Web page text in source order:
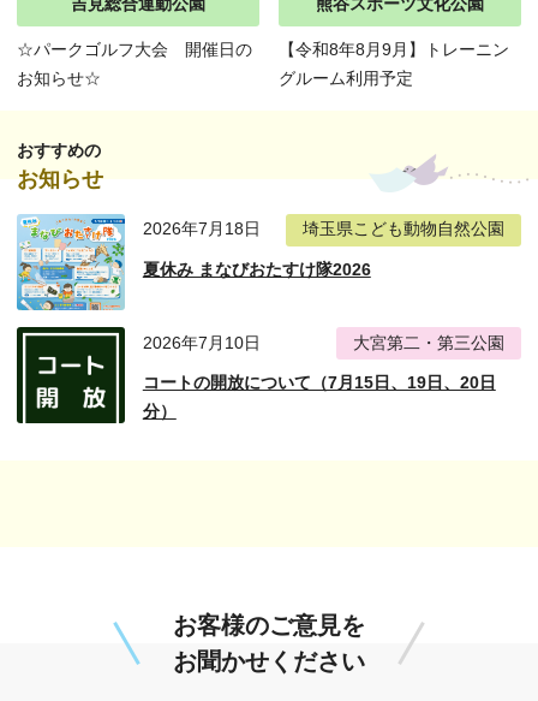
☆パークゴルフ大会 開催日の
お知らせ☆
【令和8年8月9月】トレーニン
グルーム利用予定
おすすめの
お知らせ
2026年7月18日 埼玉県こども動物自然公園
夏休み まなびおたすけ隊2026
2026年7月10日 大宮第二・第三公園
コートの開放について（7月15日、19日、20日
分）
お客様のご意見を
お聞かせください